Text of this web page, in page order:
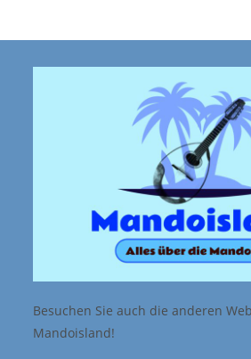
Besuchen Sie auch die anderen
Mandoisland!